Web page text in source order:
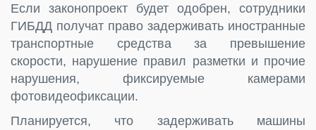
Если законопроект будет одобрен, сотрудники
ГИБДД получат право задерживать иностранные
транспортные средства за превышение
скорости, нарушение правил разметки и прочие
нарушения, фиксируемые камерами
фотовидеофиксации.
Планируется, что задерживать машины